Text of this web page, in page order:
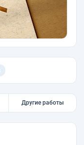
Другие работы